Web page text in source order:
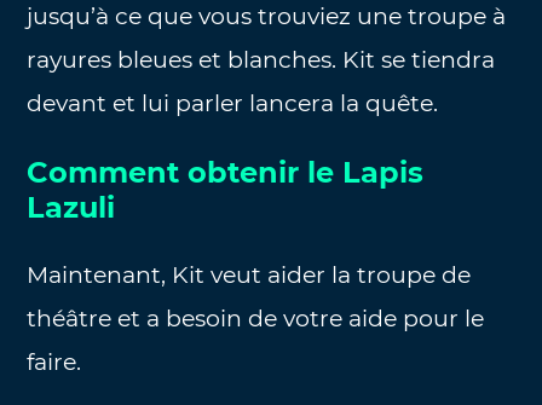
jusqu’à ce que vous trouviez une troupe à
rayures bleues et blanches. Kit se tiendra
devant et lui parler lancera la quête.
Comment obtenir le Lapis
Lazuli
Maintenant, Kit veut aider la troupe de
théâtre et a besoin de votre aide pour le
faire.